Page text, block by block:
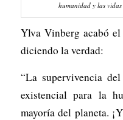
humanidad y las
Ylva Vinberg acabó el
diciendo la verdad:
“La supervivencia
existencial para la
mayoría del planeta.